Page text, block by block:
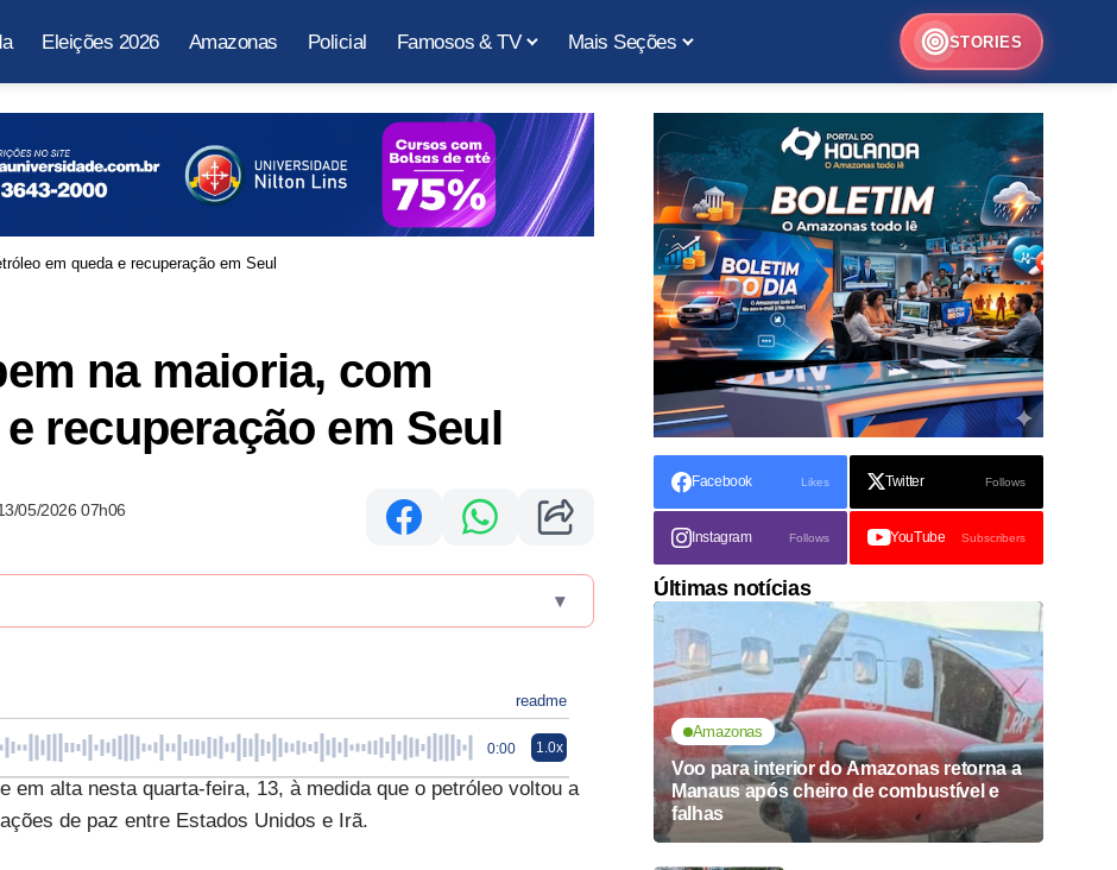
Eleições 2026 Amazonas Policial Famosos & TV Mais Seções STORIES
em queda e recuperação em Seul
na maioria, com
recuperação em Seul
05/2026 07h06
▾
readme
0:00 1.0x
alta nesta quarta-feira, 13, à medida que o petróleo voltou a
de paz entre Estados Unidos e Irã.
Facebook Likes Twitter Follows
Instagram Follows YouTube Subscribers
Últimas notícias
Amazonas
Voo para interior do Amazonas retorna a
Manaus após cheiro de combustível e
falhas